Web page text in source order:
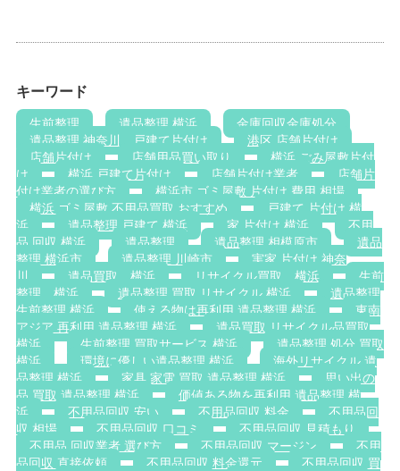
キーワード
生前整理 遺品整理 横浜
金庫回収金庫処分
遺品整理 神奈川，戸建て片付け
港区 店舗片付け
店舗片付け
店舗用品買い取り
横浜 ごみ屋敷片付
け
横浜 戸建て片付け 店舗片付け業者
店舗片
付け業者の選び方
横浜市 ゴミ屋敷 片付け 費用 相場
横浜 ゴミ屋敷 不用品買取 おすすめ
戸建て 片付け 横
浜
遺品整理 戸建て 横浜 家 片付け 横浜
不用
品 回収 横浜
遺品整理 遺品整理 相模原市
遺品
整理 横浜市
遺品整理 川崎市
実家 片付け 神奈
川
遺品買取 横浜 リサイクル買取 横浜
生前
整理 横浜
遺品整理 買取 リサイクル 横浜
遺品整理
生前整理 横浜
使える物は再利用 遺品整理 横浜
東南
アジア 再利用 遺品整理 横浜
遺品買取 リサイクル品買取
横浜
生前整理 買取サービス 横浜
遺品整理 処分 買取
横浜
環境に優しい遺品整理 横浜
海外リサイクル 遺
品整理 横浜
家具 家電 買取 遺品整理 横浜
思い出の
品 買取 遺品整理 横浜
価値ある物を再利用 遺品整理 横
浜
不用品回収 安い 不用品回収 料金
不用品回
収 相場
不用品回収 口コミ
不用品回収 見積もり
不用品 回収業者 選び方
不用品回収 マージン
不用
品回収 直接依頼
不用品回収 料金還元
不用品回収 買